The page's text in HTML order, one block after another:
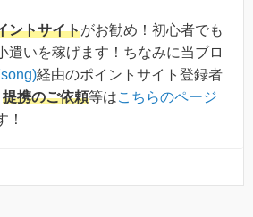
ントサイトがお勧め！初心者でも
遣いを稼げます！ちなみに当ブロ
経由のポイントサイト登録者
提携のご依頼等はこちらのページ
！